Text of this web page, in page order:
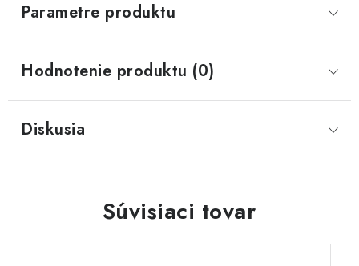
Parametre produktu
Hodnotenie produktu (0)
Diskusia
Súvisiaci tovar